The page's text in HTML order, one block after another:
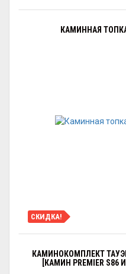
КАМИННАЯ ТОПКА
СКИДКА!
КАМИНОКОМПЛЕКТ
[КАМИН PREMIER S86